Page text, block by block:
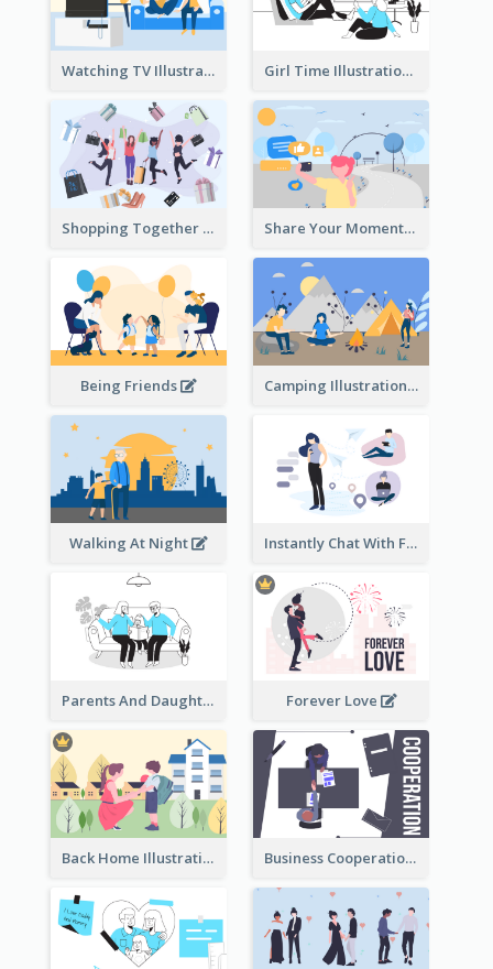
Watching TV Illustration Girl Time Illustration
Shopping Together Illustration Share Your Moments To The World Illustration
Being Friends Camping Illustration
Walking At Night Instantly Chat With Friends Illustration
Parents And Daughter Forever Love
Back Home Illustration Business Cooperation